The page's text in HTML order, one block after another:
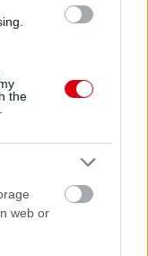
the
web or